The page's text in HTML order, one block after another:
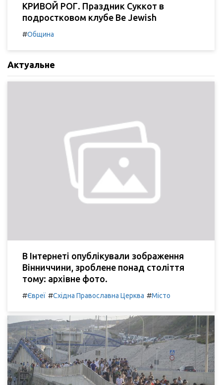
КРИВОЙ РОГ. Праздник Суккот в
подростковом клубе Be Jewish
#Община
Актуальне
В Інтернеті опублікували зображення
Вінниччини, зроблене понад століття
тому: архівне фото.
#Євреї #Східна Православна Церква #Місто